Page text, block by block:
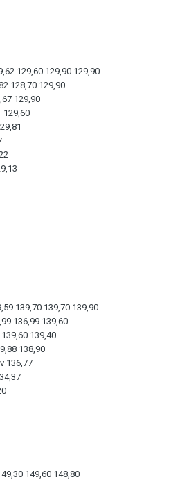
129,60 129,90 129,90
128,70 129,90
129,90
129,60
139,70 139,70 139,90
136,99 139,60
139,40
138,90
136,77
149,60 148,80